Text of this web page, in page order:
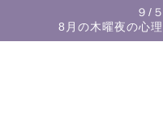
９/
8月の木曜夜の心